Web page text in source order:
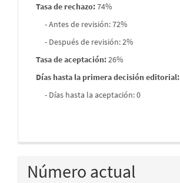
Tasa de rechazo:74%
- Antes de revisión: 72%
- Después de revisión: 2%
Tasa de aceptación:26%
Días hasta la primera decisión editorial:
- Días hasta la aceptación: 0
Número actual